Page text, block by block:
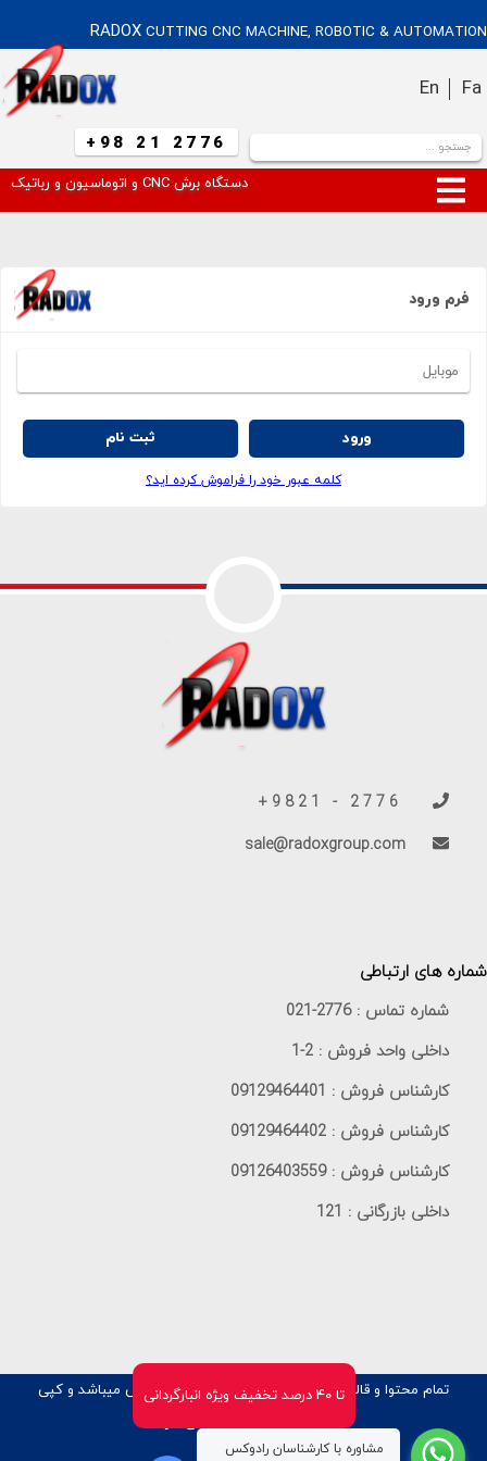
تا ۴۰ درصد تخفیف ویژه انبارگردانی
RADOX CUTTING CNC MACHINE, ROBOTIC & AUTOMATION
Fa
En
+98 21 2776
دستگاه برش CNC و اتوماسیون و رباتیک
فرم ورود
ورود ثبت نام
کلمه عبور خود را فراموش کرده اید؟
شماره های ارتباطی
شماره تماس :021-2776
داخلی واحد فروش : 1-2
کارشناس فروش : 09129464401
کارشناس فروش : 09129464402
کارشناس فروش :09126403559
داخلی بازرگانی : 121
تمام محتوا و قالب این سایت متعلق به شرکترادوکس میباشد و کپی
مشاوره با کارشناسان رادوکس